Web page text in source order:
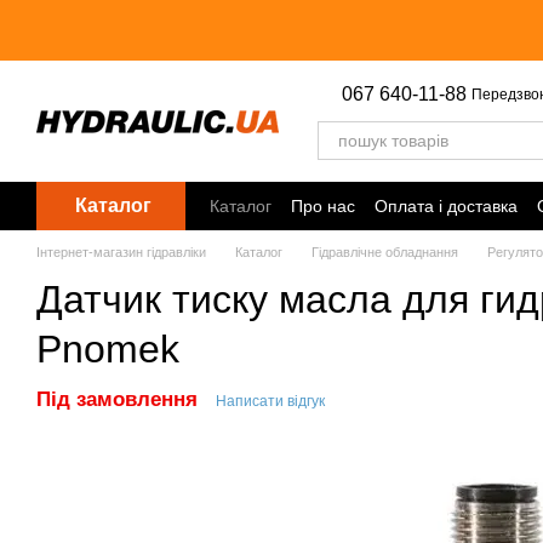
067 640-11-88
Каталог Каталог Про нас Оплата і доставка
Інтернет-магазин гідравліки Каталог Гідравлічне обладнання
Датчик тиску масла для
Pnomek
Під замовлення Написати відгук